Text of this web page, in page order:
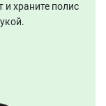
храните полис